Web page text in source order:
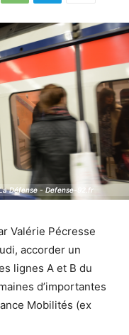
Défense - Defense-92.fr
Défense - Defense-92.fr
Valérie Pécresse
accorder un
lignes A et B du
d’importantes
Mobilités (ex